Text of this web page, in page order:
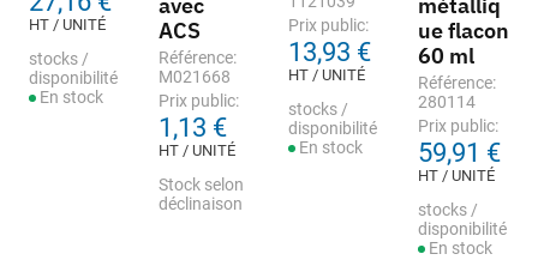
HT / UNITÉ
stocks /
disponibilité
En stock
avec
ACS
Référence:
M021668
Prix public:
1,13 €
HT / UNITÉ
Stock selon
déclinaison
Prix public:
13,93 €
HT / UNITÉ
stocks /
disponibilité
En stock
métalliq
ue flacon
60 ml
Référence:
280114
Prix public:
59,91 €
HT / UNITÉ
stocks /
disponibilité
En stock